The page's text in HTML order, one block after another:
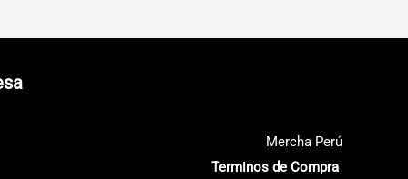
Mercha Perú
Terminos de Compra